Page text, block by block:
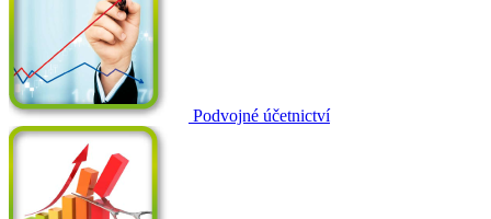
Podvojné účetnictví